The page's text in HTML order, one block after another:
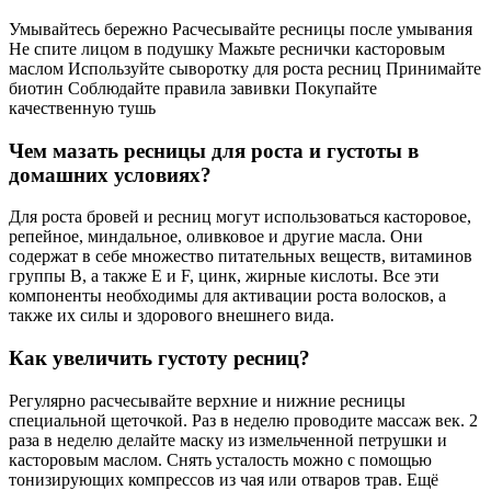
Умывайтесь бережно Расчесывайте ресницы после умывания
Не спите лицом в подушку Мажьте реснички касторовым
маслом Используйте сыворотку для роста ресниц Принимайте
биотин Соблюдайте правила завивки Покупайте
качественную тушь
Чем мазать ресницы для роста и густоты в
домашних условиях?
Для роста бровей и ресниц могут использоваться касторовое,
репейное, миндальное, оливковое и другие масла. Они
содержат в себе множество питательных веществ, витаминов
группы B, а также E и F, цинк, жирные кислоты. Все эти
компоненты необходимы для активации роста волосков, а
также их силы и здорового внешнего вида.
Как увеличить густоту ресниц?
Регулярно расчесывайте верхние и нижние ресницы
специальной щеточкой. Раз в неделю проводите массаж век. 2
раза в неделю делайте маску из измельченной петрушки и
касторовым маслом. Снять усталость можно с помощью
тонизирующих компрессов из чая или отваров трав. Ещё